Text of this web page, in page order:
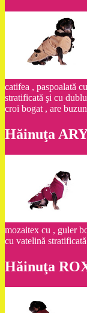
catifea , paspoalată
stratificată şi cu
croi bogat , are
Hăinuţa
mozaitex cu , guler
cu vatelină
Hăinuţa